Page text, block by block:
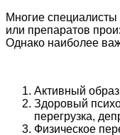
Многие
или препаратов
Однако наиболее
Активный
Здоровый
перегрузка,
Физическое